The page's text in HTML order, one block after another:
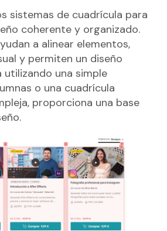
sistemas de cuadrícula para
coherente y organizado.
a alinear elementos,
y permiten un diseño
utilizando una simple
o una cuadrícula
proporciona una base